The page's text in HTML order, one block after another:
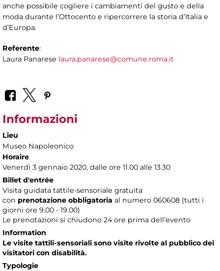
anche possibile cogliere i cambiamenti del gusto e della
moda durante l’Ottocento e ripercorrere la storia d’Italia e
d’Europa.
Referente:
Laura Panarese laura.panarese@comune.roma.it
Informazioni
Lieu
Museo Napoleonico
Horaire
Venerdì 3 gennaio 2020, dalle ore 11.00 alle 13.30
Billet d'entrée
Visita guidata tattile-sensoriale gratuita
con prenotazione obbligatoria al numero 060608 (tutti i
giorni ore 9.00 - 19.00)
Le prenotazioni si chiudono 24 ore prima dell’evento
Information
Le visite tattili-sensoriali sono visite rivolte al pubblico dei
visitatori con disabilità.
Typologie